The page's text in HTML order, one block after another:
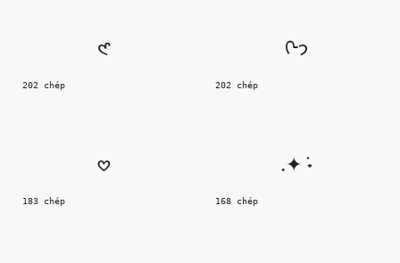
202 chép
𑣲
202 chép
ᢉ𐭩
183 chép
𖹭
168 chép
.✦ ݁˖